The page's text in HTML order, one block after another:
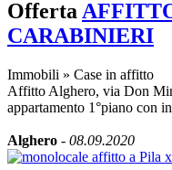
Offerta
CARABINIERI
Immobili » Case in affitto
Affitto Alghero, via Don
appartamento 1°piano con
Alghero - 08.09.2020